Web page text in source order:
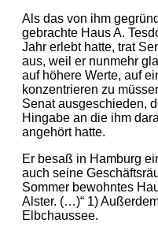
Als das von ihm
gebrachte Haus A.
Jahr erlebt hatte, trat
aus, weil er nunmehr
auf höhere Werte, auf
konzentrieren zu
Senat ausgeschieden,
Hingabe an die ihm
angehört hatte.
Er besaß in Hamburg
auch seine
Sommer bewohntes
Alster. (…)“ 1)
Elbchaussee.